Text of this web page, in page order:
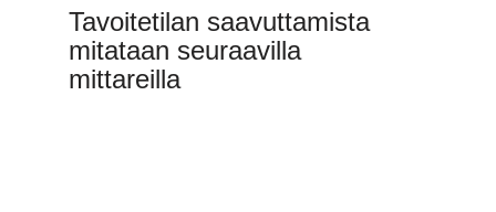
Tavoitetilan saavuttamista
mitataan seuraavilla
mittareilla